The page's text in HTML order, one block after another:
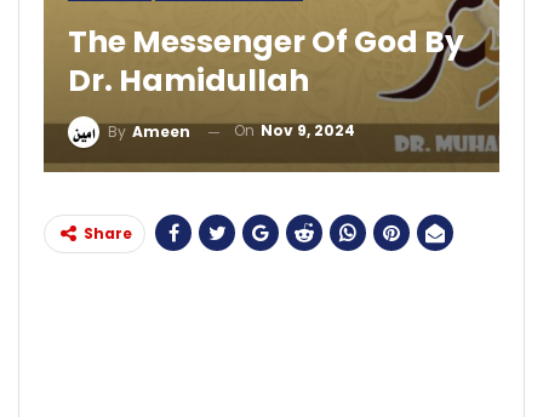
The Messenger Of God By
Dr. Hamidullah
By Ameen OnNov 9, 2024
Share